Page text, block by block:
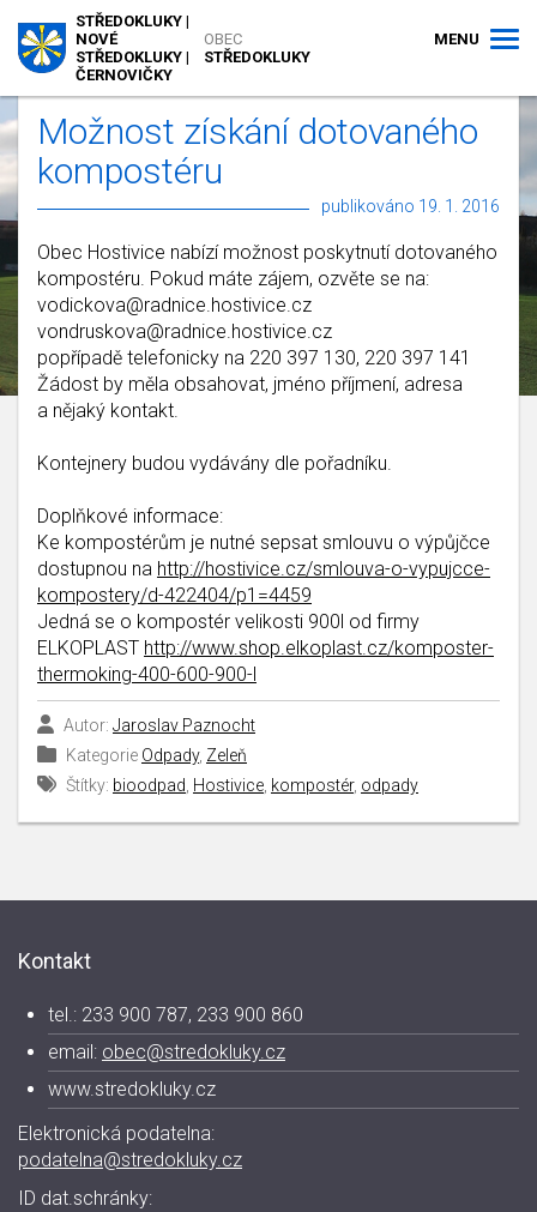
OBEC
STŘEDOKLUKY
STŘEDOKLUKY |
NOVÉ
STŘEDOKLUKY |
ČERNOVIČKY
MENU
Možnost získání dotovaného
kompostéru
publikováno 19. 1. 2016
Obec Hostivice nabízí možnost poskytnutí dotovaného
kompostéru. Pokud máte zájem, ozvěte se na:
vodickova@radnice.hostivice.cz
vondruskova@radnice.hostivice.cz
popřípadě telefonicky na 220 397 130, 220 397 141
Žádost by měla obsahovat, jméno příjmení, adresa
a nějaký kontakt.
Kontejnery budou vydávány dle pořadníku.
Doplňkové informace:
Ke kompostérům je nutné sepsat smlouvu o výpůjčce
dostupnou na http://hostivice.cz/smlouva-o-vypujcce-
kompostery/d-422404/p1=4459
Jedná se o kompostér velikosti 900l od firmy
ELKOPLAST http://www.shop.elkoplast.cz/komposter-
thermoking-400-600-900-l
Autor: Jaroslav Paznocht
Kategorie Odpady, Zeleň
Štítky: bioodpad Hostivice kompostér, odpady
Kontakt
tel.: 233 900 787, 233 900 860
email: obec@stredokluky.cz
www.stredokluky.cz
Elektronická podatelna:
podatelna@stredokluky.cz
ID dat.schránky: